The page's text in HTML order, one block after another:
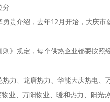
分
贵介绍，去年12月开始，大庆
则》规定，每个供热企业都要按
力、龙唐热力、华能大庆热电、
业、万阳物业、暖和热力、阳